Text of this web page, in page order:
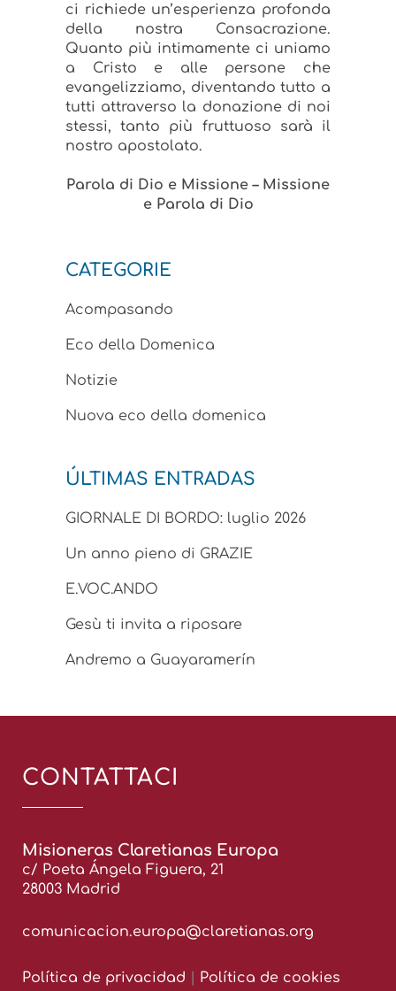
ci richiede un’esperienza profonda
della nostra Consacrazione.
Quanto più intimamente ci uniamo
a Cristo e alle persone che
evangelizziamo, diventando tutto a
tutti attraverso la donazione di noi
stessi, tanto più fruttuoso sarà il
nostro apostolato.
Parola di Dio e Missione – Missione
e Parola di Dio
CATEGORIE
Acompasando
Eco della Domenica
Notizie
Nuova eco della domenica
ÚLTIMAS ENTRADAS
GIORNALE DI BORDO: luglio 2026
Un anno pieno di GRAZIE
E.VOC.ANDO
Gesù ti invita a riposare
Andremo a Guayaramerín
CONTATTACI
Misioneras Claretianas Europa
c/ Poeta Ángela Figuera, 21
28003 Madrid
comunicacion.europa@claretianas.org
Política de privacidad Política de cookies